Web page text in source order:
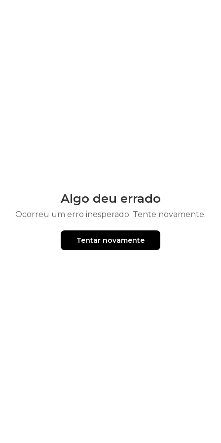
Algo deu errado
Ocorreu um erro inesperado. Tente novamente.
Tentar novamente